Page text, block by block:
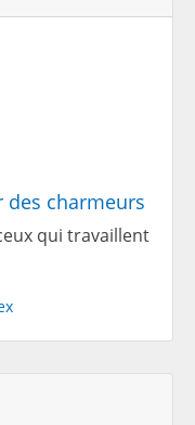
des charmeurs
qui travaillent